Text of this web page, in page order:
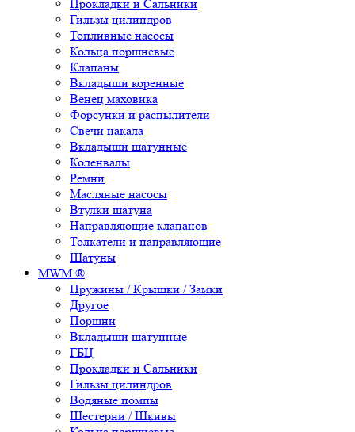
Прокладки и Сальники
Гильзы цилиндров
Топливные насосы
Кольца поршневые
Клапаны
Вкладыши коренные
Венец маховика
Форсунки и распылители
Свечи накала
Вкладыши шатунные
Коленвалы
Ремни
Масляные насосы
Втулки шатуна
Направляющие клапанов
Толкатели и направляющие
Шатуны
MWM ®
Пружины / Крышки / Замки
Другое
Поршни
Вкладыши шатунные
ГБЦ
Прокладки и Сальники
Гильзы цилиндров
Водяные помпы
Шестерни / Шкивы